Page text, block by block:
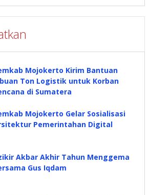
Mojokerto Kirim Bantuan
Ton Logistik untuk Korban
di Sumatera
Mojokerto Gelar Sosialisasi
Pemerintahan Digital
Akbar Akhir Tahun Menggema
Gus Iqdam